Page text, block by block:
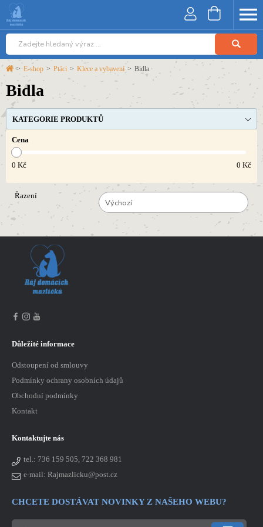
> E-shop > Ptáci > Klece a vybavení > Bidla
Bidla
KATEGORIE PRODUKTŮ
Cena
0 Kč 0 Kč
Řazení
Výchozí
Důležité informace
Odstoupení od smlouvy
Podmínky ochrany osobních údajů
Obchodní podmínky
Kontakt
Kontaktujte nás
tel.: 736 159 505, 722 368 981
e-mail: Rajmazlicku@post.cz
CHCETE DOSTÁVAT NOVINKY Z NAŠEHO WEBU?